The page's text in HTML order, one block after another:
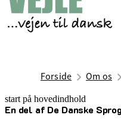
Forside Om os
start på hovedindhold
En del af De Danske
senest opdateret 11. august